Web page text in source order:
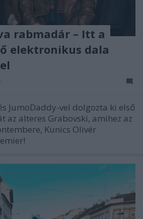
rabmadár – Itt a
elektronikus dala
JumoDaddy-vel dolgozta ki első
az alteres Grabovski, amihez az
Kunics Olivér